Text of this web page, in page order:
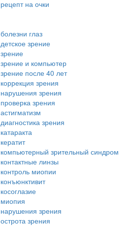
рецепт на очки
болезни глаз
детское зрение
зрение
зрение и компьютер
зрение после 40 лет
коррекция зрения
нарушения зрения
проверка зрения
астигматизм
диагностика зрения
катаракта
кератит
компьютерный зрительный синдром
контактные линзы
контроль миопии
конъюнктивит
косоглазие
миопия
нарушения зрения
острота зрения